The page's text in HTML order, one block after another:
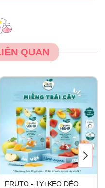
QUAN
FRUTO - 1Y+KẸO DẺO